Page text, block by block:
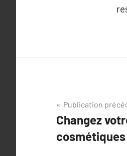
Navigation
de
l’article
Publication
Changez